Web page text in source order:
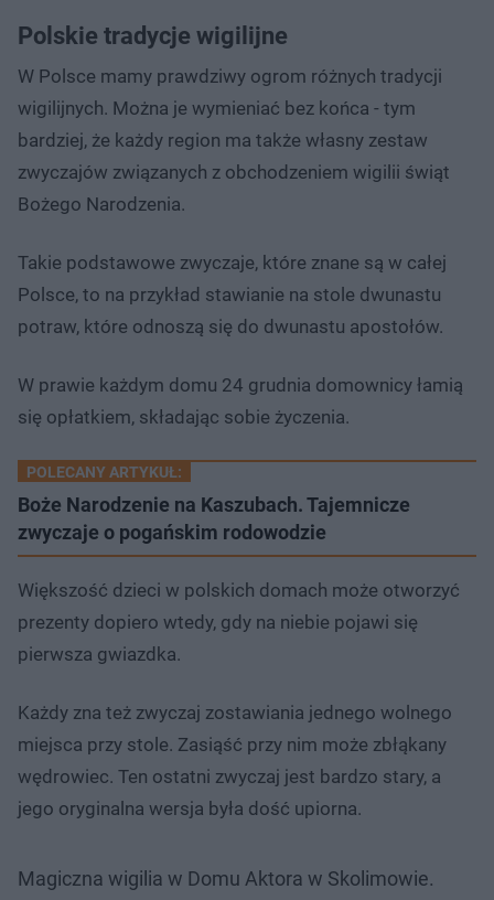
Polskie tradycje wigilijne
W Polsce mamy prawdziwy ogrom różnych tradycji
wigilijnych. Można je wymieniać bez końca - tym
bardziej, że każdy region ma także własny zestaw
zwyczajów związanych z obchodzeniem wigilii świąt
Bożego Narodzenia.
Takie podstawowe zwyczaje, które znane są w całej
Polsce, to na przykład stawianie na stole dwunastu
potraw, które odnoszą się do dwunastu apostołów.
W prawie każdym domu 24 grudnia domownicy łamią
się opłatkiem, składając sobie życzenia.
POLECANY ARTYKUŁ:
Boże Narodzenie na Kaszubach. Tajemnicze
zwyczaje o pogańskim rodowodzie
Większość dzieci w polskich domach może otworzyć
prezenty dopiero wtedy, gdy na niebie pojawi się
pierwsza gwiazdka.
Każdy zna też zwyczaj zostawiania jednego wolnego
miejsca przy stole. Zasiąść przy nim może zbłąkany
wędrowiec. Ten ostatni zwyczaj jest bardzo stary, a
jego oryginalna wersja była dość upiorna.
Magiczna wigilia w Domu Aktora w Skolimowie.